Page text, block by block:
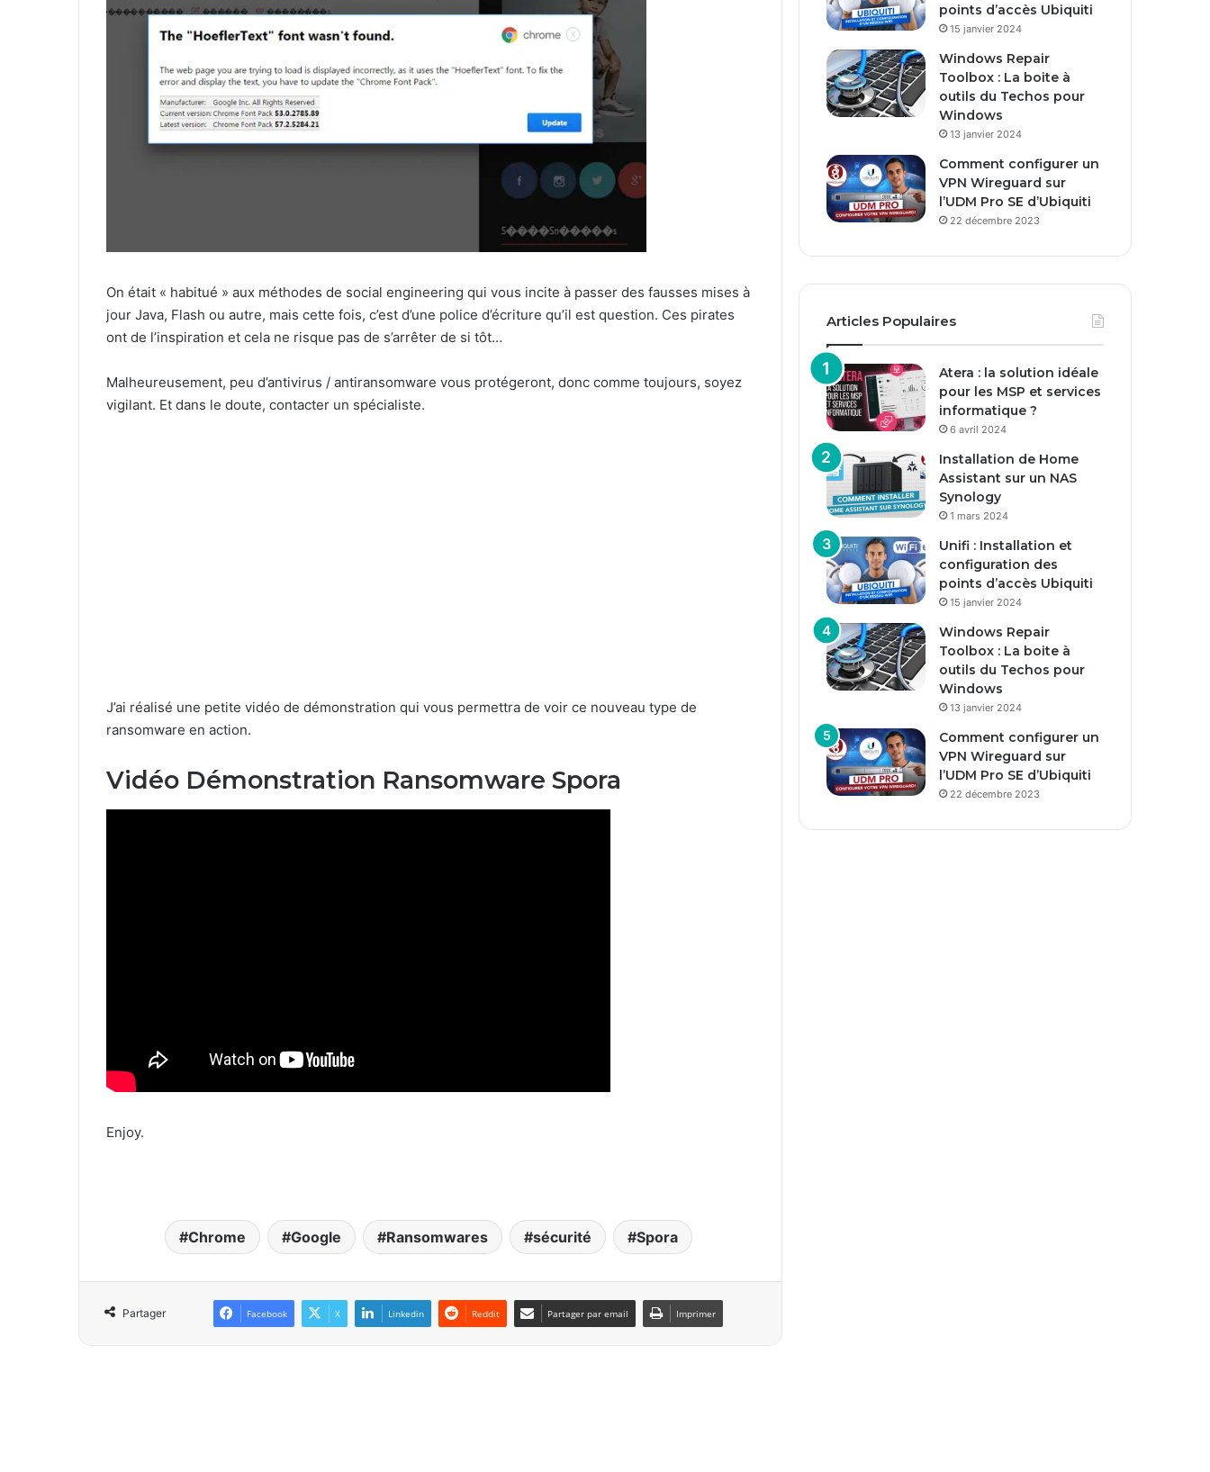
On était « habitué » aux méthodes de social engineering qui vous incite à passer des fausses mises à
jour Java, Flash ou autre, mais cette fois, c’est d’une police d’écriture qu’il est question. Ces pirates
ont de l’inspiration et cela ne risque pas de s’arrêter de si tôt…
Malheureusement, peu d’antivirus / antiransomware vous protégeront, donc comme toujours, soyez
vigilant. Et dans le doute, contacter un spécialiste.
J’ai réalisé une petite vidéo de démonstration qui vous permettra de voir ce nouveau type de
ransomware en action.
Vidéo Démonstration Ransomware Spora
Enjoy.
Chrome Google Ransomwares sécurité Spora
Partager Facebook X Linkedin Reddit Partager par email Imprimer
points d’accès Ubiquiti
15 janvier 2024
Windows Repair
Toolbox : La boite à
outils du Techos pour
Windows
13 janvier 2024
Comment configurer un
VPN Wireguard sur
l’UDM Pro SE d’Ubiquiti
22 décembre 2023
Articles Populaires
Atera : la solution idéale
pour les MSP et services
informatique ?
6 avril 2024
Installation de Home
Assistant sur un NAS
Synology
1 mars 2024
Unifi : Installation et
configuration des
points d’accès Ubiquiti
15 janvier 2024
Windows Repair
Toolbox : La boite à
outils du Techos pour
Windows
13 janvier 2024
Comment configurer un
VPN Wireguard sur
l’UDM Pro SE d’Ubiquiti
22 décembre 2023